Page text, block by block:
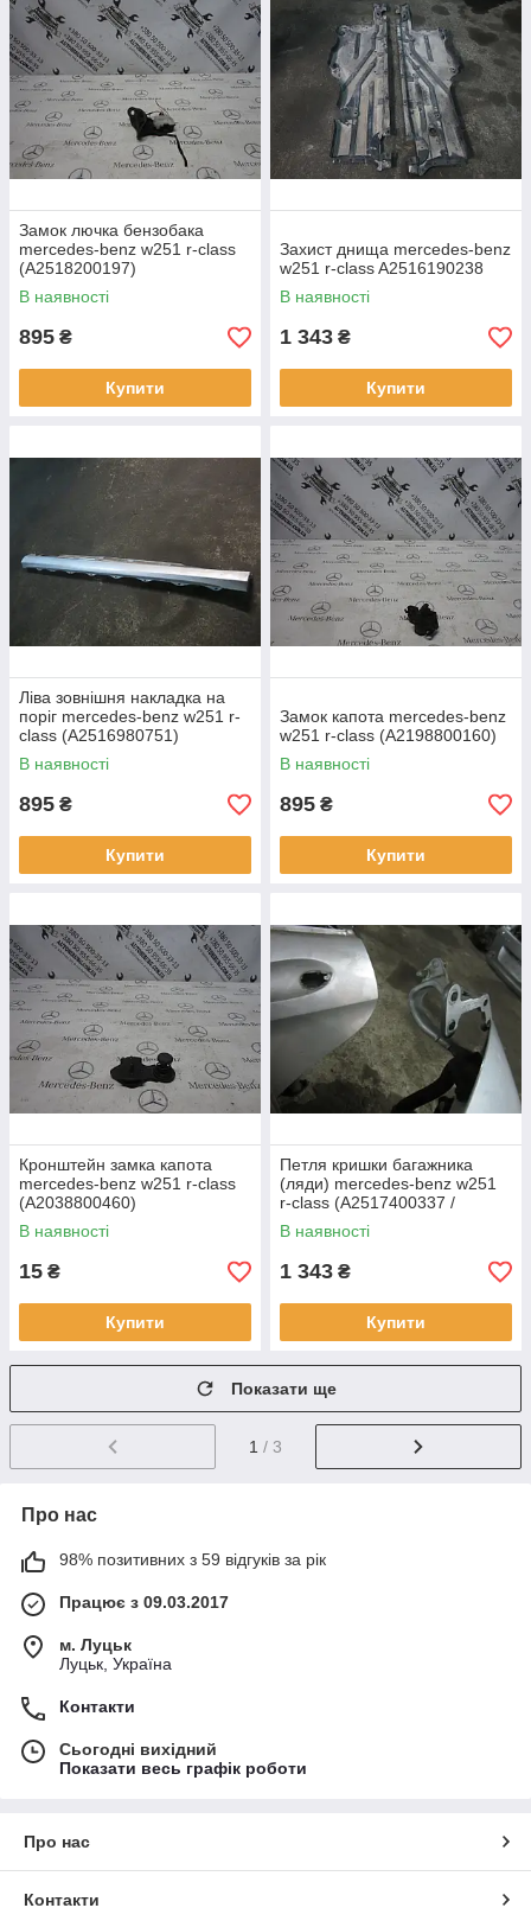
Замок лючка бензобака
mercedes-benz w251 r-class
(A2518200197)
В наявності
895 ₴
Купити
Захист днища mercedes-benz
w251 r-class A2516190238
В наявності
1 343 ₴
Купити
Ліва зовнішня накладка на
поріг mercedes-benz w251 r-
class (A2516980751)
В наявності
895 ₴
Купити
Замок капота mercedes-benz
w251 r-class (A2198800160)
В наявності
895 ₴
Купити
Кронштейн замка капота
mercedes-benz w251 r-class
(A2038800460)
В наявності
15 ₴
Купити
Петля кришки багажника
(ляди) mercedes-benz w251
r-class (A2517400337 /
A2517400437)
В наявності
1 343 ₴
Купити
Показати ще
1 / 3
Про нас
98% позитивних з 59 відгуків за рік
Працює з 09.03.2017
м. Луцьк
Луцьк, Україна
Контакти
Сьогодні вихідний
Показати весь графік роботи
Про нас
Контакти